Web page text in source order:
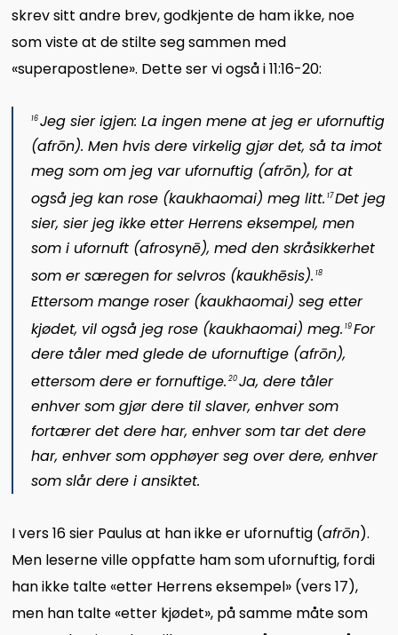
skrev sitt andre brev, godkjente de ham ikke, noe
som viste at de stilte seg sammen med
«superapostlene». Dette ser vi også i 11:16-20:
16 Jeg sier igjen: La ingen mene at jeg er ufornuftig
(afrōn). Men hvis dere virkelig gjør det, så ta imot
meg som om jeg var ufornuftig (afrōn), for at
også jeg kan rose (kaukhaomai) meg litt. 17Det jeg
sier, sier jeg ikke etter Herrens eksempel, men
som i ufornuft (afrosynē), med den skråsikkerhet
som er særegen for selvros (kaukhēsis). 18
Ettersom mange roser (kaukhaomai) seg etter
kjødet, vil også jeg rose (kaukhaomai) meg. 19 For
dere tåler med glede de ufornuftige (afrōn),
ettersom dere er fornuftige. 20 Ja, dere tåler
enhver som gjør dere til slaver, enhver som
fortærer det dere har, enhver som tar det dere
har, enhver som opphøyer seg over dere, enhver
som slår dere i ansiktet.
I vers 16 sier Paulus at han ikke er ufornuftig (afrōn).
Men leserne ville oppfatte ham som ufornuftig, fordi
han ikke talte «etter Herrens eksempel» (vers 17),
men han talte «etter kjødet», på samme måte som